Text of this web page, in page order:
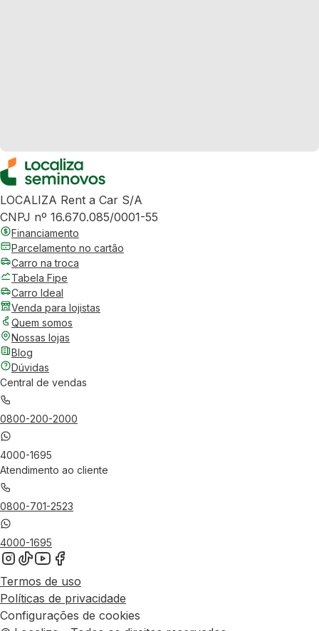
LOCALIZA Rent a Car S/A
CNPJ nº 16.670.085/0001-55
Financiamento
Parcelamento no cartão
Carro na troca
Tabela Fipe
Carro Ideal
Venda para lojistas
Quem somos
Nossas lojas
Blog
Dúvidas
Central de vendas
0800-200-2000
4000-1695
Atendimento ao cliente
0800-701-2523
4000-1695
Termos de uso
Políticas de privacidade
Configurações de cookies